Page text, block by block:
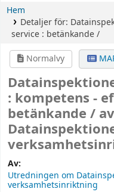
Hem
Detaljer för:
service : betänkande /
Normalvy
: kompetens -
betänkande /
Av:
Utredningen om
verksamhetsinriktning